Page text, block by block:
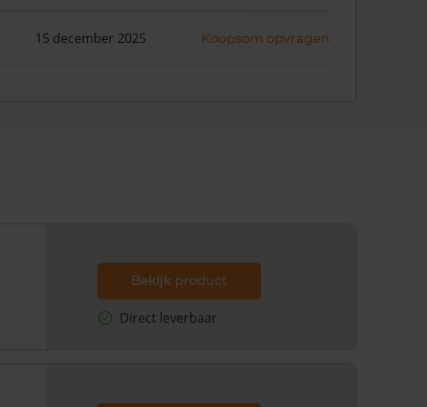
15 december 2025 Koopsom opvragen
Bekijk product
Direct leverbaar